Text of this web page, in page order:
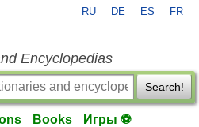
RU DE ES FR
Encyclopedias
Search!
Books Игры ⚽